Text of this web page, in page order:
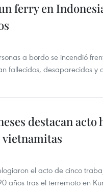
ferry en
a bordo se incendió
fallecidos, desaparecidos y
destacan
el acto de cinco
años tras el terremoto en